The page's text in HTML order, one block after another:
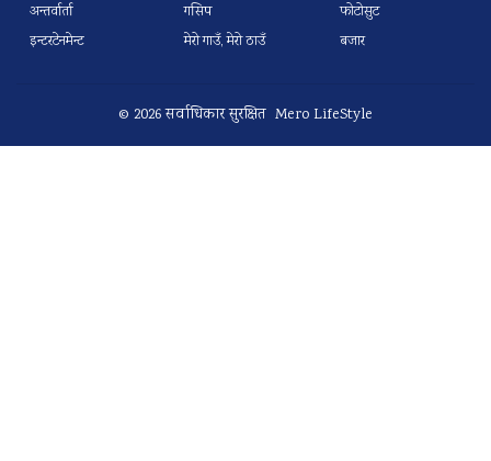
अन्तर्वार्ता
इन्टरटेनमेन्ट
गसिप
मेरो गाउँ, मेरो ठाउँ
फोटोसुट
बजार
© 2026 सर्वाधिकार सुरक्षित Mero LifeStyle